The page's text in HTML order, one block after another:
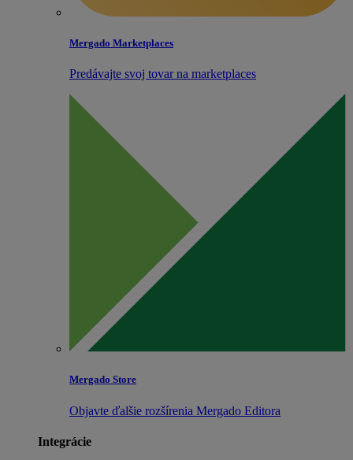
Mergado Marketplaces
Predávajte svoj tovar na marketplaces
Mergado Store
Objavte ďalšie rozšírenia Mergado Editora
Integrácie